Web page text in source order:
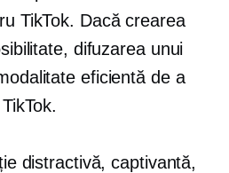
TikTok. Dacă crearea
difuzarea unui
eficientă de a
distractivă, captivantă,